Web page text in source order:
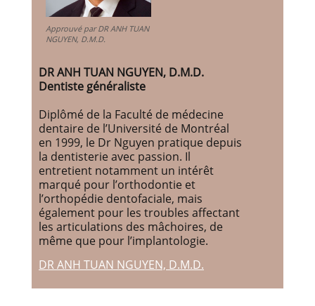
Approuvé par DR ANH TUAN
NGUYEN, D.M.D.
DR ANH TUAN NGUYEN, D.M.D.
Dentiste généraliste
Diplômé de la Faculté de médecine
dentaire de l’Université de Montréal
en 1999, le Dr Nguyen pratique depuis
la dentisterie avec passion. Il
entretient notamment un intérêt
marqué pour l’orthodontie et
l’orthopédie dentofaciale, mais
également pour les troubles affectant
les articulations des mâchoires, de
même que pour l’implantologie.
DR ANH TUAN NGUYEN, D.M.D.